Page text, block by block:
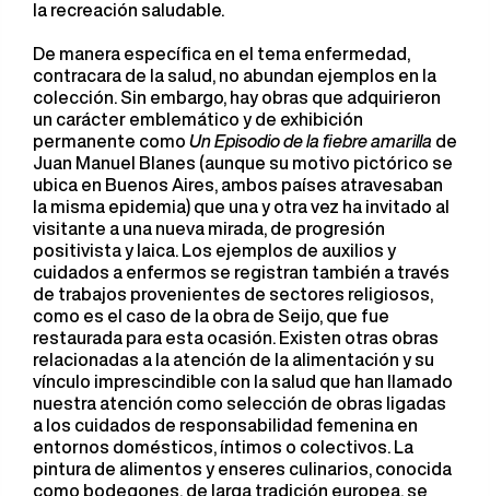
la recreación saludable.
De manera específica en el tema enfermedad,
contracara de la salud, no abundan ejemplos en la
colección. Sin embargo, hay obras que adquirieron
un carácter emblemático y de exhibición
permanente como Un Episodio de la fiebre amarilla de
Juan Manuel Blanes (aunque su motivo pictórico se
ubica en Buenos Aires, ambos países atravesaban
la misma epidemia) que una y otra vez ha invitado al
visitante a una nueva mirada, de progresión
positivista y laica. Los ejemplos de auxilios y
cuidados a enfermos se registran también a través
de trabajos provenientes de sectores religiosos,
como es el caso de la obra de Seijo, que fue
restaurada para esta ocasión. Existen otras obras
relacionadas a la atención de la alimentación y su
vínculo imprescindible con la salud que han llamado
nuestra atención como selección de obras ligadas
a los cuidados de responsabilidad femenina en
entornos domésticos, íntimos o colectivos. La
pintura de alimentos y enseres culinarios, conocida
como bodegones, de larga tradición europea, se